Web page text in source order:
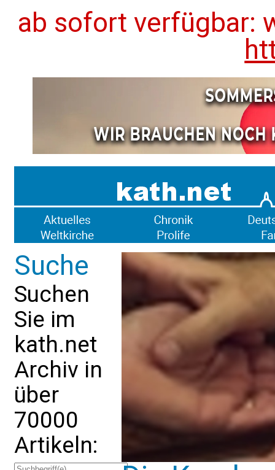
ab sofort verfügbar:
Suche
Suchen
Sie im
kath.net
Archiv in
über
70000
Artikeln: